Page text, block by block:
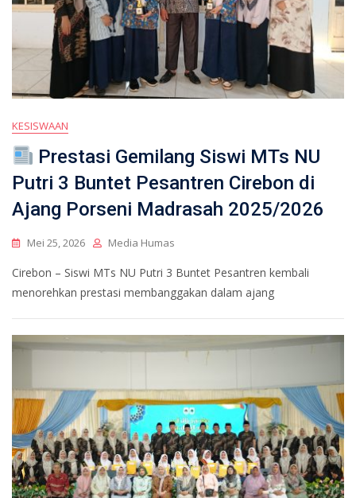
KESISWAAN
Prestasi Gemilang Siswi MTs NU
Putri 3 Buntet Pesantren Cirebon di
Ajang Porseni Madrasah 2025/2026
Mei 25, 2026 Media Humas
Cirebon – Siswi MTs NU Putri 3 Buntet Pesantren kembali
menorehkan prestasi membanggakan dalam ajang